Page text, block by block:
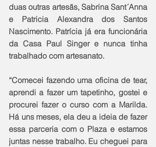
duas outras artesãs, Sabrina Sant´Anna
e Patricia Alexandra dos Santos
Nascimento. Patrícia já era funcionária
da Casa Paul Singer e nunca tinha
trabalhado com artesanato.
“Comecei fazendo uma oficina de tear,
aprendi a fazer um tapetinho, gostei e
procurei fazer o curso com a Marilda.
Há uns meses, ela deu a ideia de fazer
essa parceria com o Plaza e estamos
juntas nesse trabalho. Eu cheguei para